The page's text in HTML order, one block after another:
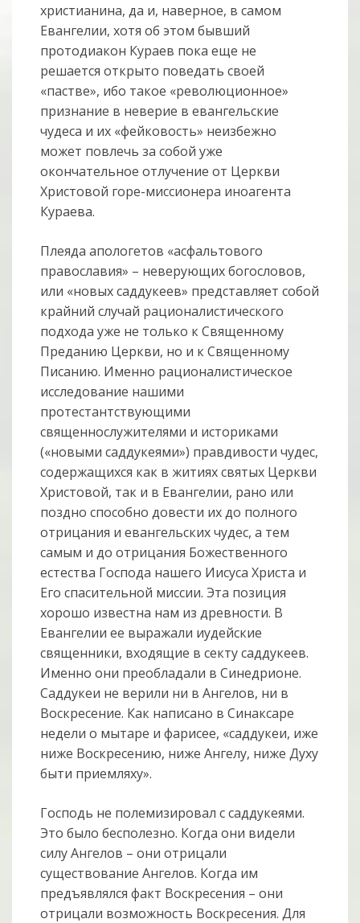
христианина, да и, наверное, в самом
Евангелии, хотя об этом бывший
протодиакон Кураев пока еще не
решается открыто поведать своей
«пастве», ибо такое «революционное»
признание в неверие в евангельские
чудеса и их «фейковость» неизбежно
может повлечь за собой уже
окончательное отлучение от Церкви
Христовой горе-миссионера иноагента
Кураева.
Плеяда апологетов «асфальтового
православия» – неверующих богословов,
или «новых саддукеев» представляет собой
крайний случай рационалистического
подхода уже не только к Священному
Преданию Церкви, но и к Священному
Писанию. Именно рационалистическое
исследование нашими
протестантствующими
священнослужителями и историками
(«новыми саддукеями») правдивости чудес,
содержащихся как в житиях святых Церкви
Христовой, так и в Евангелии, рано или
поздно способно довести их до полного
отрицания и евангельских чудес, а тем
самым и до отрицания Божественного
естества Господа нашего Иисуса Христа и
Его спасительной миссии. Эта позиция
хорошо известна нам из древности. В
Евангелии ее выражали иудейские
священники, входящие в секту саддукеев.
Именно они преобладали в Синедрионе.
Саддукеи не верили ни в Ангелов, ни в
Воскресение. Как написано в Синаксаре
недели о мытаре и фарисее, «саддукеи, иже
ниже Воскресению, ниже Ангелу, ниже Духу
быти приемляху».
Господь не полемизировал с саддукеями.
Это было бесполезно. Когда они видели
силу Ангелов – они отрицали
существование Ангелов. Когда им
предъявлялся факт Воскресения – они
отрицали возможность Воскресения. Для